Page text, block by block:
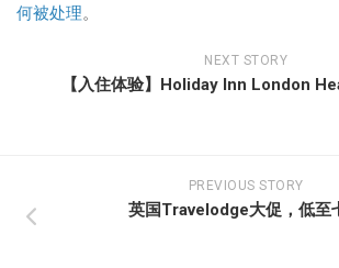
何被处理。
NEXT STORY
【入住体验】Holiday Inn London
PREVIOUS STORY
英国Travelodge大促，低至